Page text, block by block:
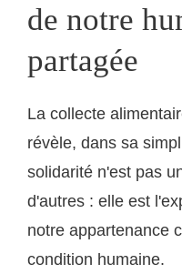
de notre
partagée
La collecte
révèle, dans sa
solidarité n'est pas
d'autres : elle est
notre appartenance
condition humaine.